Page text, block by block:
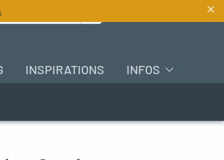
:
INSPIRATIONS INFOS
×